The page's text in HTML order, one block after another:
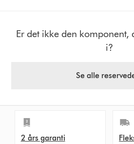
Er det ikke den komponent,
i?
Se alle
2 års garanti